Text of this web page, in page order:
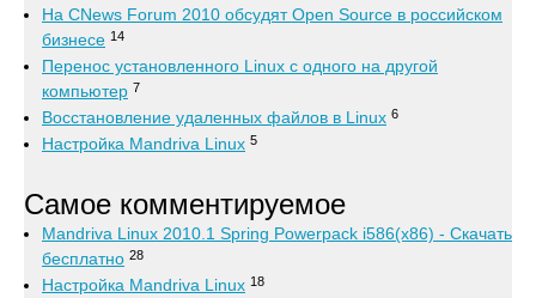
На CNews Forum 2010 обсудят Open Source в российском
бизнесе 14
Перенос установленного Linux с одного на другой
компьютер 7
Восстановление удаленных файлов в Linux 6
Настройка Mandriva Linux 5
Самое комментируемое
Mandriva Linux 2010.1 Spring Powerpack i586(x86) - Скачать
бесплатно 28
Настройка Mandriva Linux 18